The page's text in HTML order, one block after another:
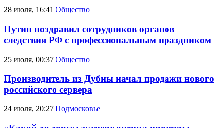
28 июля, 16:41 Общество
Путин поздравил сотрудников органов
следствия РФ с профессиональным праздником
25 июля, 00:37 Общество
Производитель из Дубны начал продажи нового
российского сервера
24 июля, 20:27 Подмосковье